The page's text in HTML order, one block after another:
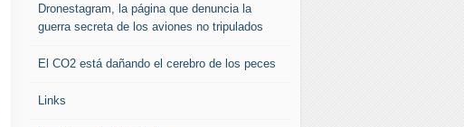
Dronestagram, la página que denuncia la
guerra secreta de los aviones no tripulados
El CO2 está dañando el cerebro de los peces
Links